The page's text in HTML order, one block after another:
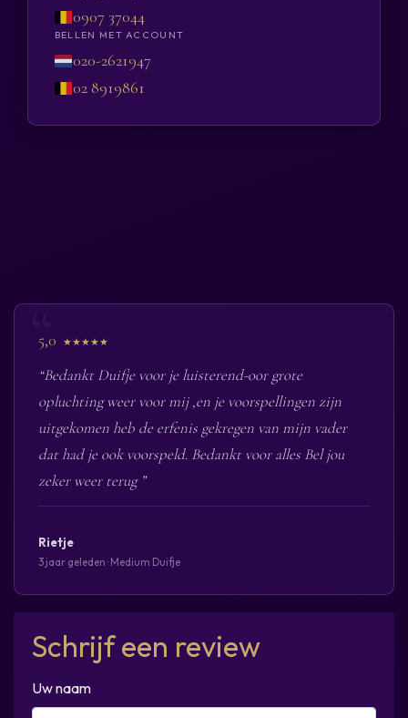
0907 37044
BELLEN MET ACCOUNT
020-2621947
02 8919861
5,0 ★★★★★
“Bedankt Duifje voor je luisterend-oor grote
opluchting weer voor mij ,en je voorspellingen zijn
uitgekomen heb de erfenis gekregen van mijn vader
dat had je ook voorspeld. Bedankt voor alles Bel jou
zeker weer terug ”
Rietje
3 jaar geleden · Medium Duifje
Schrijf een review
Uw naam